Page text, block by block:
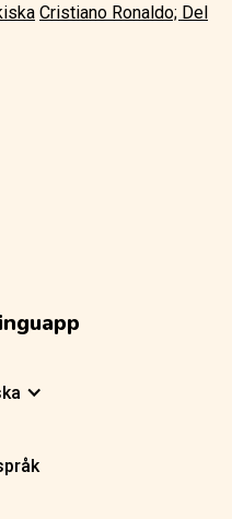
Cristiano Ronaldo; Del